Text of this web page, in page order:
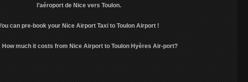
l’aéroport de Nice vers Toulon.
can pre-book your Nice Airport Taxi to Toulon Airport !
How much it costs from Nice Airport to Toulon Hyères Air-port?